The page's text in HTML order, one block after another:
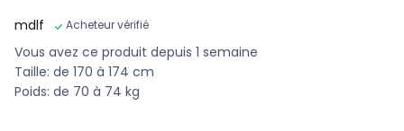
mdlf
Acheteur vérifié
Vous avez ce produit depuis 1 semaine
Taille: de 170 à 174 cm
Poids: de 70 à 74 kg